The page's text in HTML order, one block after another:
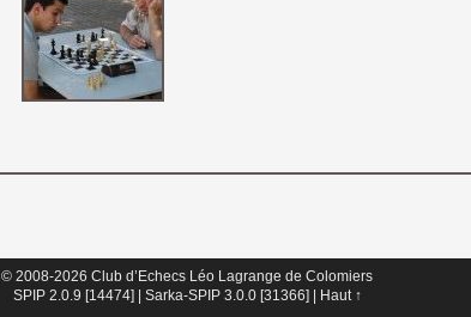
© 2008-2026 Club d’Echecs Léo Lagrange de Colomiers
SPIP 2.0.9 [14474]
Sarka-SPIP 3.0.0 [31366] Haut ↑